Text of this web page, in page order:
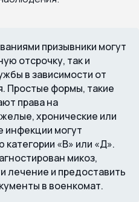
призывники могут
отсрочку, так и
в зависимости от
Простые формы, такие
права на
хронические или
инфекции могут
категории «В» или «Д».
микоз,
лечение и предоставить
в военкомат.